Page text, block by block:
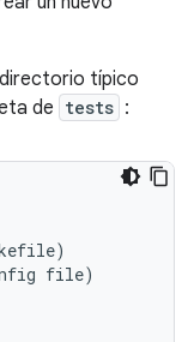
directorio típico
de tests :
)
file)